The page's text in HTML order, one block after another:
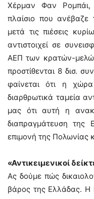
Χέρμαν Φαν Ρομπάι,
πλαίσιο που
μετά τις πιέσεις
αντιστοιχεί σε
ΑΕΠ των κρατών-
προστίθενται 8 δισ.
φαίνεται ότι η
διαρθρωτικά ταμεία
μας ότι αυτή η
διαπραγμάτευση
επιμονή της Πολωνίας
«Αντικειμενικοί
Ας δούμε πώς
βάρος της Ελλάδας. Η